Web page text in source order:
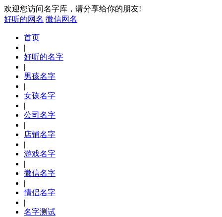
欢迎您访问名字库，请分享给你的朋友!
好听的网名 微信网名
首页
|
好听的名字
|
男孩名字
|
女孩名字
|
公司名字
|
店铺名字
|
游戏名字
|
微信名字
|
情侣名字
|
名字测试